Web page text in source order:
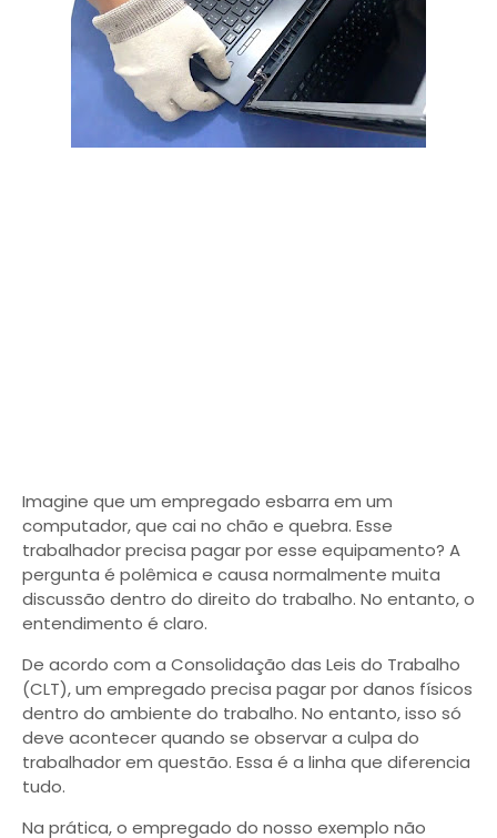
Imagine que um empregado esbarra em um
computador, que cai no chão e quebra. Esse
trabalhador precisa pagar por esse equipamento? A
pergunta é polêmica e causa normalmente muita
discussão dentro do direito do trabalho. No entanto, o
entendimento é claro.
De acordo com a Consolidação das Leis do Trabalho
(CLT), um empregado precisa pagar por danos físicos
dentro do ambiente do trabalho. No entanto, isso só
deve acontecer quando se observar a culpa do
trabalhador em questão. Essa é a linha que diferencia
tudo.
Na prática, o empregado do nosso exemplo não